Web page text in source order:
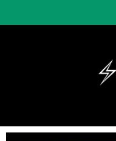
Te recomendamos